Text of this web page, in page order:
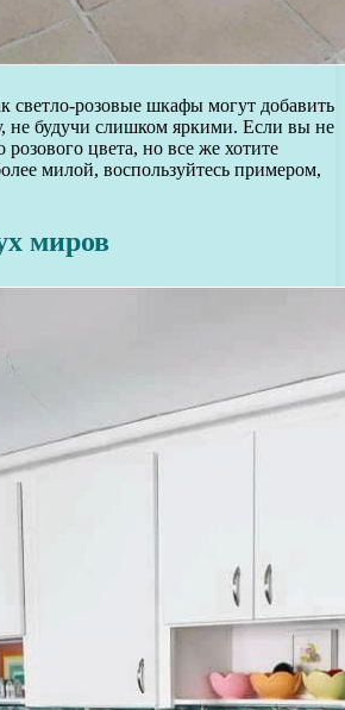
светло-розовые шкафы могут добавить
не будучи слишком яркими. Если вы не
розового цвета, но все же хотите
милой, воспользуйтесь примером,
миров